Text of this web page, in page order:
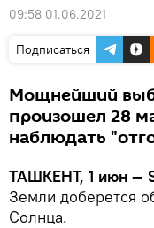
09:58 01.06.2021
Подписаться
Мощнейший
произошел 28
наблюдать
ТАШКЕНТ, 1 июн —
Земли доберется
Солнца.